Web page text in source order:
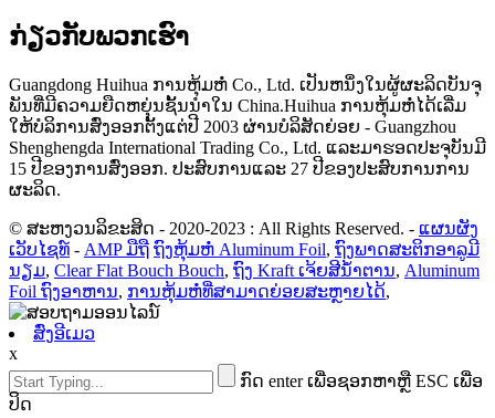
ກ່ຽວ​ກັບ​ພວກ​ເຮົາ
Guangdong Huihua ການຫຸ້ມຫໍ່ Co., Ltd. ເປັນຫນຶ່ງໃນຜູ້ຜະລິດບັນຈຸ
ພັນທີ່ມີຄວາມຍືດຫຍຸ່ນຊັ້ນນໍາໃນ China.Huihua ການຫຸ້ມຫໍ່ໄດ້ເລີ່ມ
ໃຫ້ບໍລິການສົ່ງອອກຕັ້ງແຕ່ປີ 2003 ຜ່ານບໍລິສັດຍ່ອຍ - Guangzhou
Shenghengda International Trading Co., Ltd. ແລະມາຮອດປະຈຸບັນມີ
15 ປີຂອງການສົ່ງອອກ. ປະສົບການແລະ 27 ປີຂອງປະສົບການການ
ຜະລິດ.
© ສະຫງວນລິຂະສິດ - 2020-2023 : All Rights Reserved. - ແຜນຜັງ
ເວັບໄຊທ໌ - AMP ມືຖື ຖົງຫຸ້ມຫໍ່ Aluminum Foil, ຖົງພາດສະຕິກອາລູມີ
ນຽມ, Clear Flat Bouch Bouch, ຖົງ Kraft ເຈ້ຍສີນ້ໍາຕານ, Aluminum
Foil ຖົງອາຫານ, ການຫຸ້ມຫໍ່ທີ່ສາມາດຍ່ອຍສະຫຼາຍໄດ້,
ສົ່ງອີເມວ
x
ກົດ enter ເພື່ອຊອກຫາຫຼື ESC ເພື່ອ
ປິດ